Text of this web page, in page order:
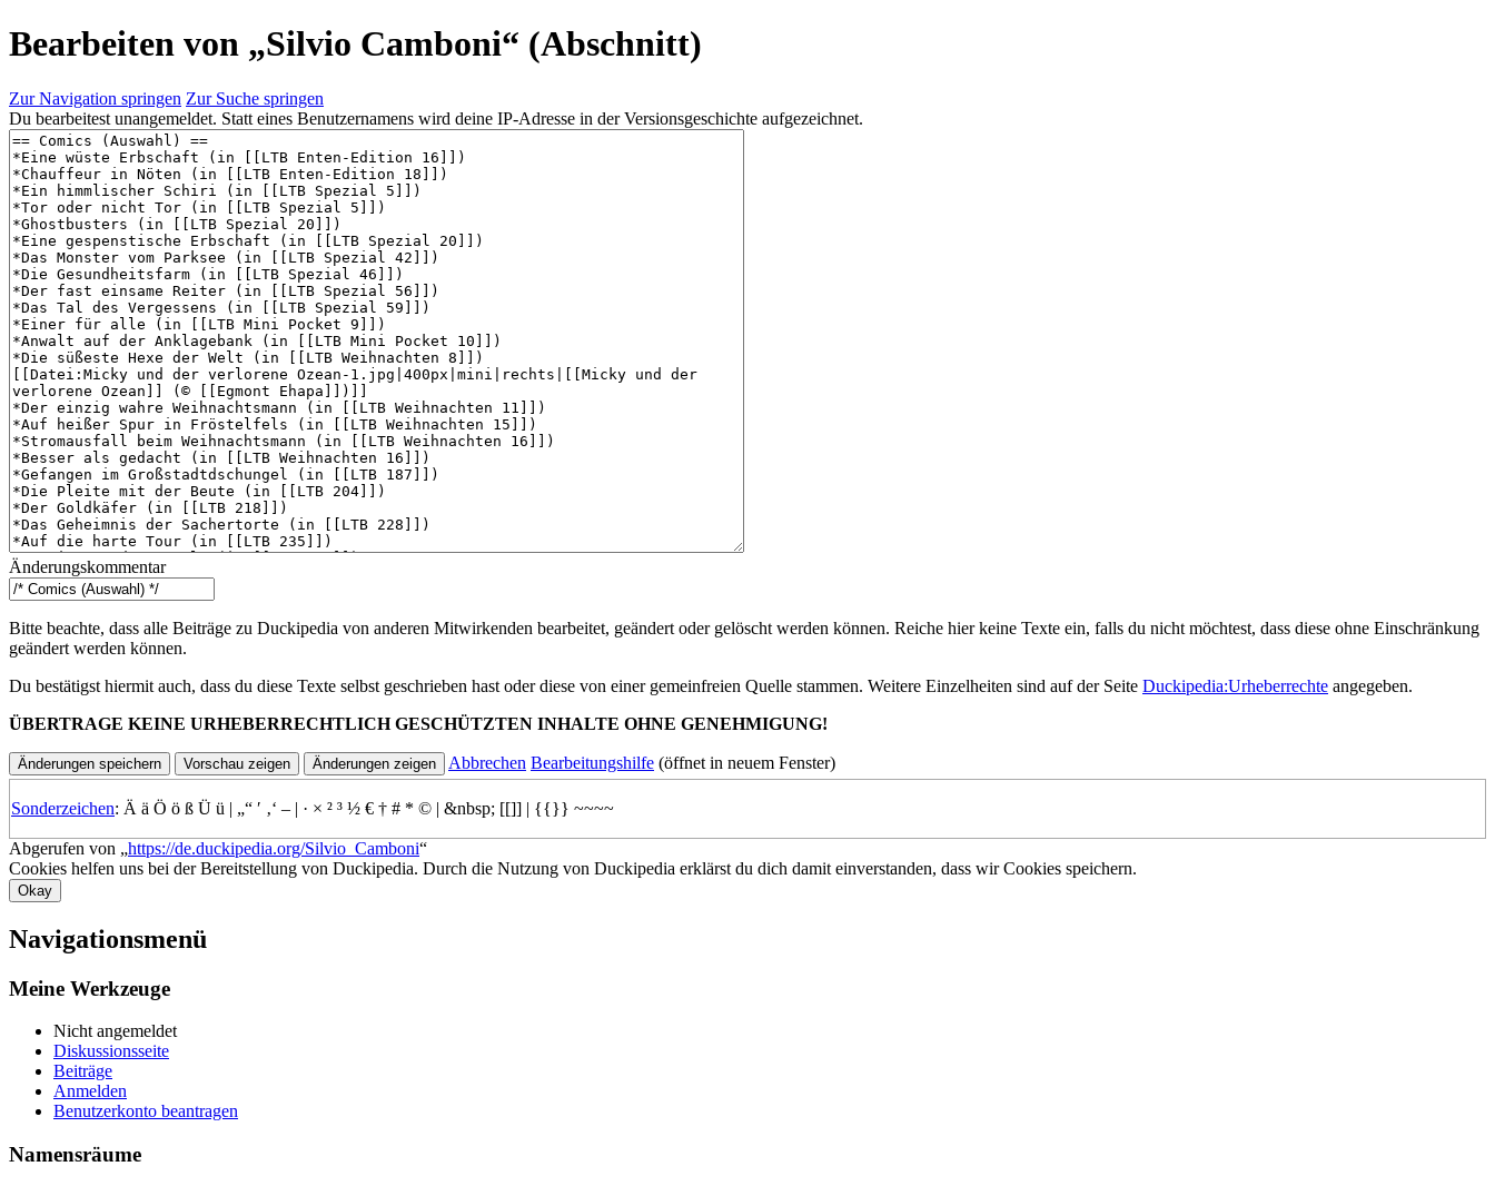
Bearbeiten von „Silvio Camboni“ (Abschnitt)
Zur Navigation springen Zur Suche springen
Du bearbeitest unangemeldet. Statt eines Benutzernamens wird deine IP-Adresse in der Versionsgeschichte aufgezeichnet.
Änderungskommentar
Bitte beachte, dass alle Beiträge zu Duckipedia von anderen Mitwirkenden bearbeitet, geändert oder gelöscht werden können. Reiche hier keine Texte ein, falls du nicht möchtest, dass diese ohne Einschränkung
geändert werden können.
Du bestätigst hiermit auch, dass du diese Texte selbst geschrieben hast oder diese von einer gemeinfreien Quelle stammen. Weitere Einzelheiten sind auf der Seite Duckipedia:Urheberrechte angegeben.
ÜBERTRAGE KEINE URHEBERRECHTLICH GESCHÜTZTEN INHALTE OHNE GENEHMIGUNG!
Abbrechen Bearbeitungshilfe (öffnet in neuem Fenster)
Sonderzeichen: Ä ä Ö ö ß Ü ü | „“ ′ ‚‘ – | · × ² ³ ½ € † # * © | &nbsp; [[]] | {{}} ~~~~
Abgerufen von „https://de.duckipedia.org/Silvio_Camboni“
Cookies helfen uns bei der Bereitstellung von Duckipedia. Durch die Nutzung von Duckipedia erklärst du dich damit einverstanden, dass wir Cookies speichern.
Okay
Navigationsmenü
Meine Werkzeuge
Nicht angemeldet
Diskussionsseite
Beiträge
Anmelden
Benutzerkonto beantragen
Namensräume